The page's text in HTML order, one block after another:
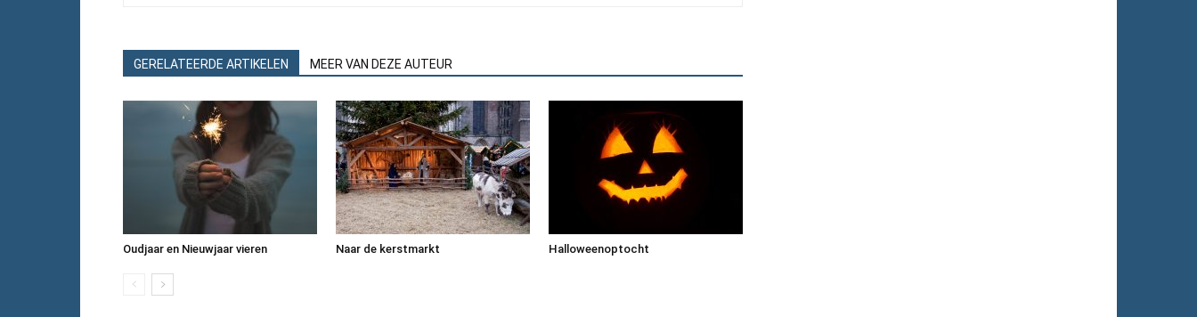
GERELATEERDE ARTIKELEN MEER VAN DEZE AUTEUR
Oudjaar en Nieuwjaar vieren Naar de kerstmarkt Halloweenoptocht